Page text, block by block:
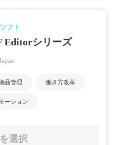
フト
Editorシリーズ
品管理 働き方改革
ーション
選択